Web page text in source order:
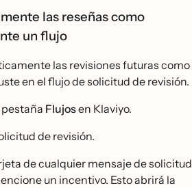
las reseñas como
un flujo
las revisiones futuras como
en el flujo de solicitud de revisión.
Flujosen Klaviyo.
de revisión.
de cualquier mensaje de solicitud
un incentivo. Esto abrirá la